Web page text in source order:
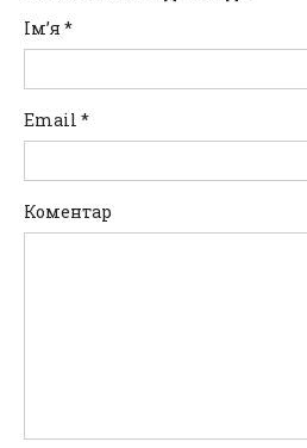
Ім’я *
Email *
Коментар